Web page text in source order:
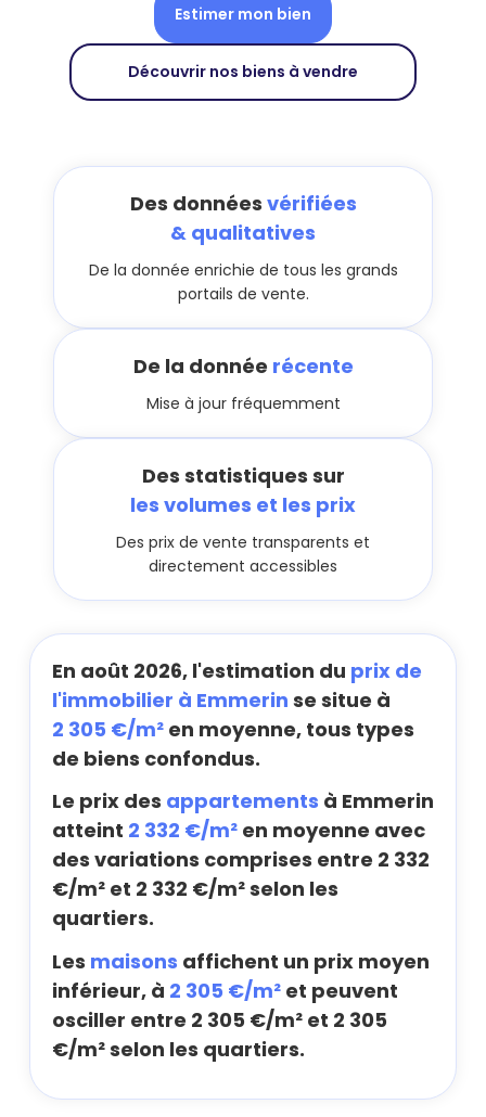
Estimer mon bien
Découvrir nos biens à vendre
Des données vérifiées
& qualitatives
De la donnée enrichie de tous les grands
portails de vente.
De la donnée récente
Mise à jour fréquemment
Des statistiques sur
les volumes et les prix
Des prix de vente transparents et
directement accessibles
En août 2026, l'estimation du prix de
l'immobilier à Emmerin se situe à
2 305 €/m² en moyenne, tous types
de biens confondus.
Le prix des appartements à Emmerin
atteint 2 332 €/m² en moyenne avec
des variations comprises entre 2 332
€/m² et 2 332 €/m² selon les
quartiers.
Les maisons affichent un prix moyen
inférieur, à 2 305 €/m² et peuvent
osciller entre 2 305 €/m² et 2 305
€/m² selon les quartiers.